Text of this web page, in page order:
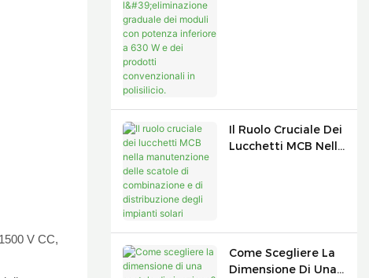
V CC,
Convenzionali In
Polisilicio.
Il Ruolo Cruciale Dei
Lucchetti MCB Nella
Come Scegliere La
Dimensione Di Una